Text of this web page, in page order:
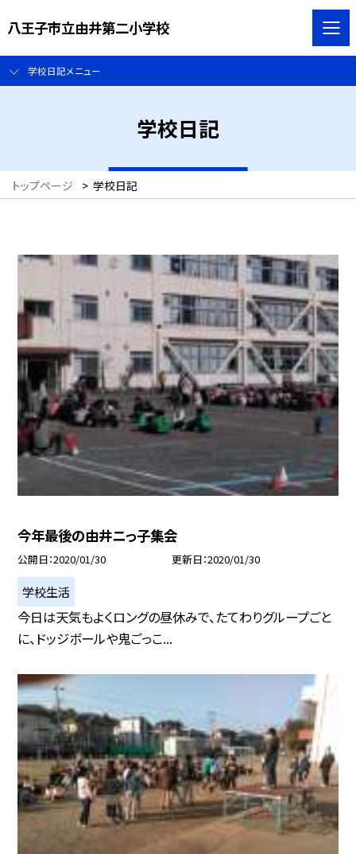
八王子市立由井第二小学校
学校日記メニュー
学校日記
トップページ > 学校日記
今年最後の由井ニっ子集会
公開日 2020/01/30 更新日 2020/01/30
学校生活
今日は天気もよくロングの昼休みで、たてわりグループごと
に、ドッジボールや鬼ごっこ...